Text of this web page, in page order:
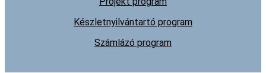
Készletnyilvántartó program
Számlázó program